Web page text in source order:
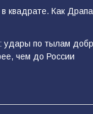
в квадрате. Как
удары по тылам
чем до России